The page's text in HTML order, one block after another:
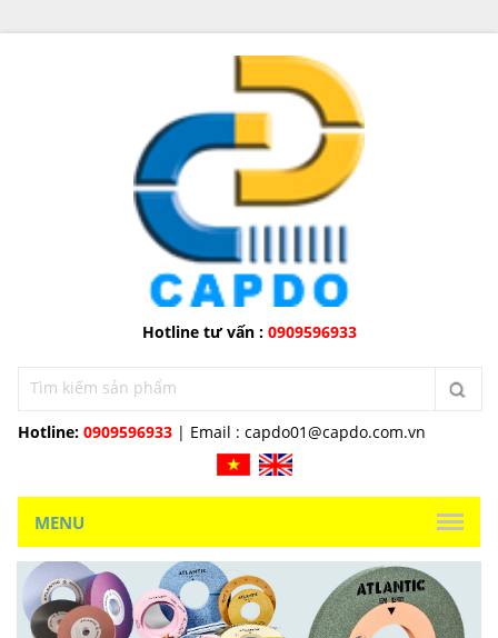
Hotline tư vấn : 0909596933
Hotline: 0909596933 | Email : capdo01@capdo.com.vn
MENU